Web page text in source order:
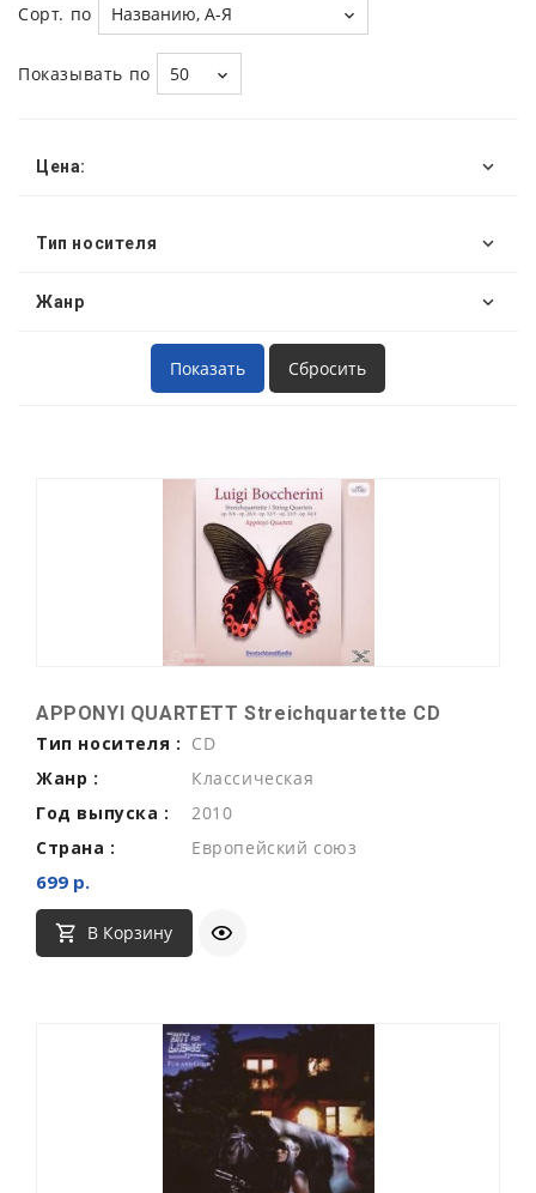
Сорт. по Названию, А-Я
Показывать по 50
Цена:
Тип носителя
Жанр
APPONYI QUARTETT Streichquartette CD
Тип носителя : CD
Жанр :
Классическая
Год выпуска :
2010
Страна :
Европейский союз
699 р.
В Корзину